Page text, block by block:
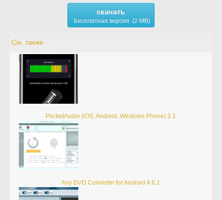
скачать
Бесплатная версия (2 MB)
См. также
PocketAudio (iOS, Android, Windows Phone) 2.1
Any DVD Converter for Android 4.6.1